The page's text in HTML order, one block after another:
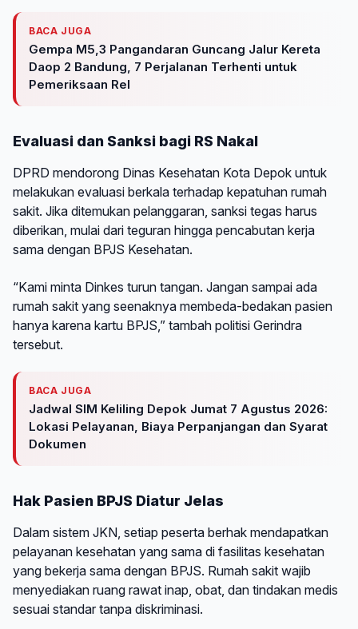
BACA JUGA
Gempa M5,3 Pangandaran Guncang Jalur Kereta
Daop 2 Bandung, 7 Perjalanan Terhenti untuk
Pemeriksaan Rel
Evaluasi dan Sanksi bagi RS Nakal
DPRD mendorong Dinas Kesehatan Kota Depok untuk
melakukan evaluasi berkala terhadap kepatuhan rumah
sakit. Jika ditemukan pelanggaran, sanksi tegas harus
diberikan, mulai dari teguran hingga pencabutan kerja
sama dengan BPJS Kesehatan.
“Kami minta Dinkes turun tangan. Jangan sampai ada
rumah sakit yang seenaknya membeda-bedakan pasien
hanya karena kartu BPJS,” tambah politisi Gerindra
tersebut.
BACA JUGA
Jadwal SIM Keliling Depok Jumat 7 Agustus 2026:
Lokasi Pelayanan, Biaya Perpanjangan dan Syarat
Dokumen
Hak Pasien BPJS Diatur Jelas
Dalam sistem JKN, setiap peserta berhak mendapatkan
pelayanan kesehatan yang sama di fasilitas kesehatan
yang bekerja sama dengan BPJS. Rumah sakit wajib
menyediakan ruang rawat inap, obat, dan tindakan medis
sesuai standar tanpa diskriminasi.